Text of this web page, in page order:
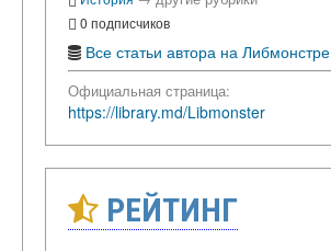
0 подписчиков
Все статьи автора на Либмонстре
Официальная страница:
https://library.md/Libmonster
РЕЙТИНГ